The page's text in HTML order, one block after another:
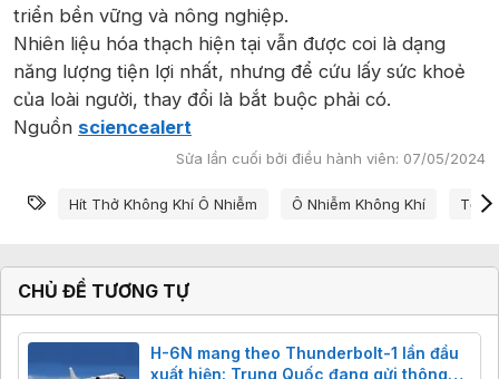
triển bền vững và nông nghiệp.
Nhiên liệu hóa thạch hiện tại vẫn được coi là dạng
năng lượng tiện lợi nhất, nhưng để cứu lấy sức khoẻ
của loài người, thay đổi là bắt buộc phải có.
Nguồn sciencealert
Sửa lần cuối bởi điều hành viên: 07/05/2024
Từ khóa
Hít Thở Không Khí Ô Nhiễm Ô Nhiễm Không Khí Tổ
CHỦ ĐỀ TƯƠNG TỰ
H-6N mang theo Thunderbolt-1 lần đầu
xuất hiện: Trung Quốc đang gửi thông